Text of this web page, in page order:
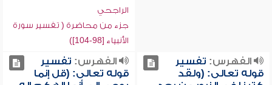
الراجحي
جزء من محاضرة ( تفسير سورة
الأنبياء [98-104])
الفهرس: تفسير
قوله تعالى: (ولقد
الفهرس: تفسير
قوله تعالى: (قل إنما